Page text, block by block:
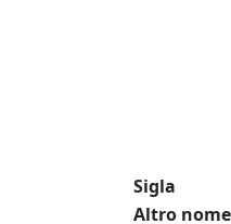
Sigla
Altro nome